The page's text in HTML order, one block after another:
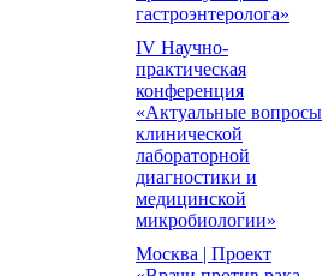
гастроэнтеролога»
IV Научно-
практическая
конференция
«Актуальные вопросы
клинической
лабораторной
диагностики и
медицинской
микробиологии»
Москва | Проект